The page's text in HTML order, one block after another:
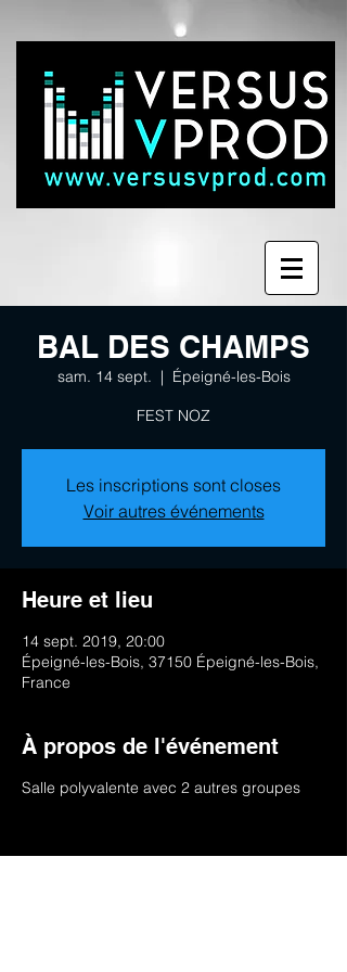
BAL DES CHAMPS
sam. 14 sept.
  |
Épeigné-les-Bois
FEST NOZ
Les inscriptions sont closes
Voir autres événements
Heure et lieu
14 sept. 2019, 20:00
Épeigné-les-Bois, 37150 Épeigné-les-Bois,
France
À propos de l'événement
Salle polyvalente avec 2 autres groupes